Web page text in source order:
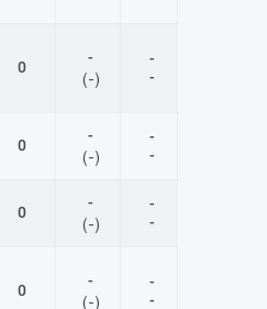
0
-
(-)
-
-
0
-
(-)
-
-
0
-
(-)
-
-
0
-
(-)
-
-